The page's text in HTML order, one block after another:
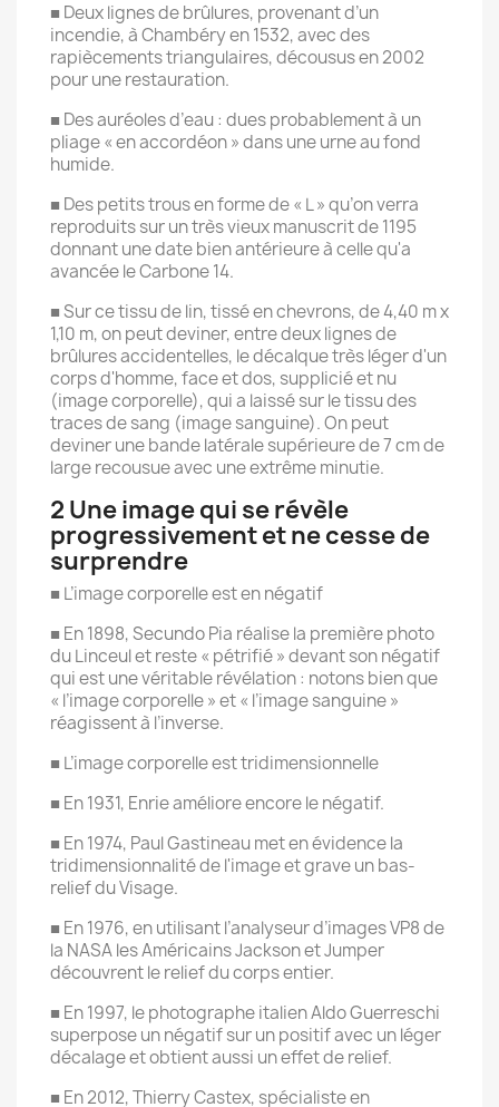
■ Deux lignes de brûlures, provenant d’un
incendie, à Chambéry en 1532, avec des
rapiècements triangulaires, décousus en 2002
pour une restauration.
■ Des auréoles d’eau : dues probablement à un
pliage « en accordéon » dans une urne au fond
humide.
■ Des petits trous en forme de « L » qu’on verra
reproduits sur un très vieux manuscrit de 1195
donnant une date bien antérieure à celle qu'a
avancée le Carbone 14.
■ Sur ce tissu de lin, tissé en chevrons, de 4,40 m x
1,10 m, on peut deviner, entre deux lignes de
brûlures accidentelles, le décalque très léger d'un
corps d'homme, face et dos, supplicié et nu
(image corporelle), qui a laissé sur le tissu des
traces de sang (image sanguine). On peut
deviner une bande latérale supérieure de 7 cm de
large recousue avec une extrême minutie.
2 Une image qui se révèle
progressivement et ne cesse de
surprendre
■ L’image corporelle est en négatif
■ En 1898, Secundo Pia réalise la première photo
du Linceul et reste « pétrifié » devant son négatif
qui est une véritable révélation : notons bien que
« l’image corporelle » et « l’image sanguine »
réagissent à l’inverse.
■ L’image corporelle est tridimensionnelle
■ En 1931, Enrie améliore encore le négatif.
■ En 1974, Paul Gastineau met en évidence la
tridimensionnalité de l'image et grave un bas-
relief du Visage.
■ En 1976, en utilisant l’analyseur d’images VP8 de
la NASA les Américains Jackson et Jumper
découvrent le relief du corps entier.
■ En 1997, le photographe italien Aldo Guerreschi
superpose un négatif sur un positif avec un léger
décalage et obtient aussi un effet de relief.
■ En 2012, Thierry Castex, spécialiste en